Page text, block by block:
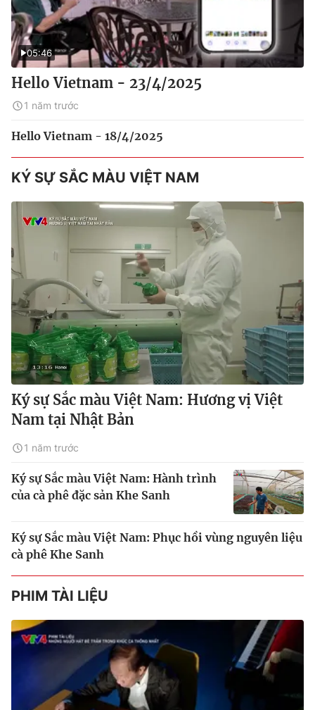
05:46
Hello Vietnam - 23/4/2025
1 năm trước
Hello Vietnam - 18/4/2025
KÝ SỰ SẮC MÀU VIỆT NAM
Ký sự Sắc màu Việt Nam: Hương vị Việt
Nam tại Nhật Bản
1 năm trước
Ký sự Sắc màu Việt Nam: Hành trình
của cà phê đặc sản Khe Sanh
Ký sự Sắc màu Việt Nam: Phục hồi vùng nguyên liệu
cà phê Khe Sanh
PHIM TÀI LIỆU